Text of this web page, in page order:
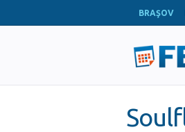
BRAŞOV